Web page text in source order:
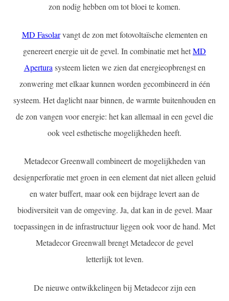
zon nodig hebben om tot bloei te komen.
MD Fasolarvangt de zon met fotovoltaïsche elementen en
genereert energie uit de gevel. In combinatie met hetMD
Apertura systeem lieten we zien dat energieopbrengst en
zonwering met elkaar kunnen worden gecombineerd in één
systeem. Het daglicht naar binnen, de warmte buitenhouden en
de zon vangen voor energie: het kan allemaal in een gevel die
ook veel esthetische mogelijkheden heeft.
Metadecor Greenwall combineert de mogelijkheden van
designperforatie met groen in een element dat niet alleen geluid
en water buffert, maar ook een bijdrage levert aan de
biodiversiteit van de omgeving. Ja, dat kan in de gevel. Maar
toepassingen in de infrastructuur liggen ook voor de hand. Met
Metadecor Greenwall brengt Metadecor de gevel
letterlijk tot leven.
De nieuwe ontwikkelingen bij Metadecor zijn een